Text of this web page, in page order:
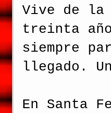
Vive de
treinta
siempre
llegado.
En Santa